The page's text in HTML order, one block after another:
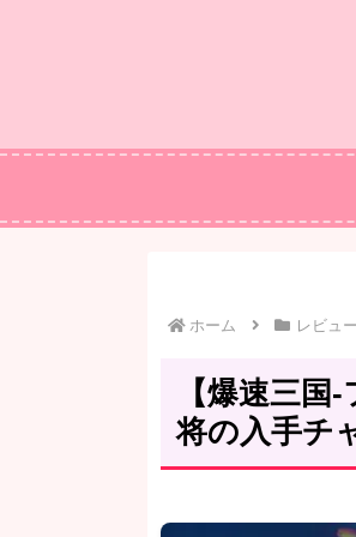
ホーム レビュー
【爆速三
将の入手チ